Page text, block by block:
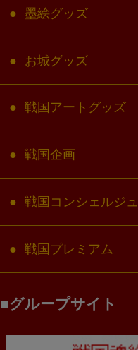
墨絵グッズ
お城グッズ
戦国アートグッズ
戦国企画
戦国コンシェルジュ
戦国プレミアム
グループサイト